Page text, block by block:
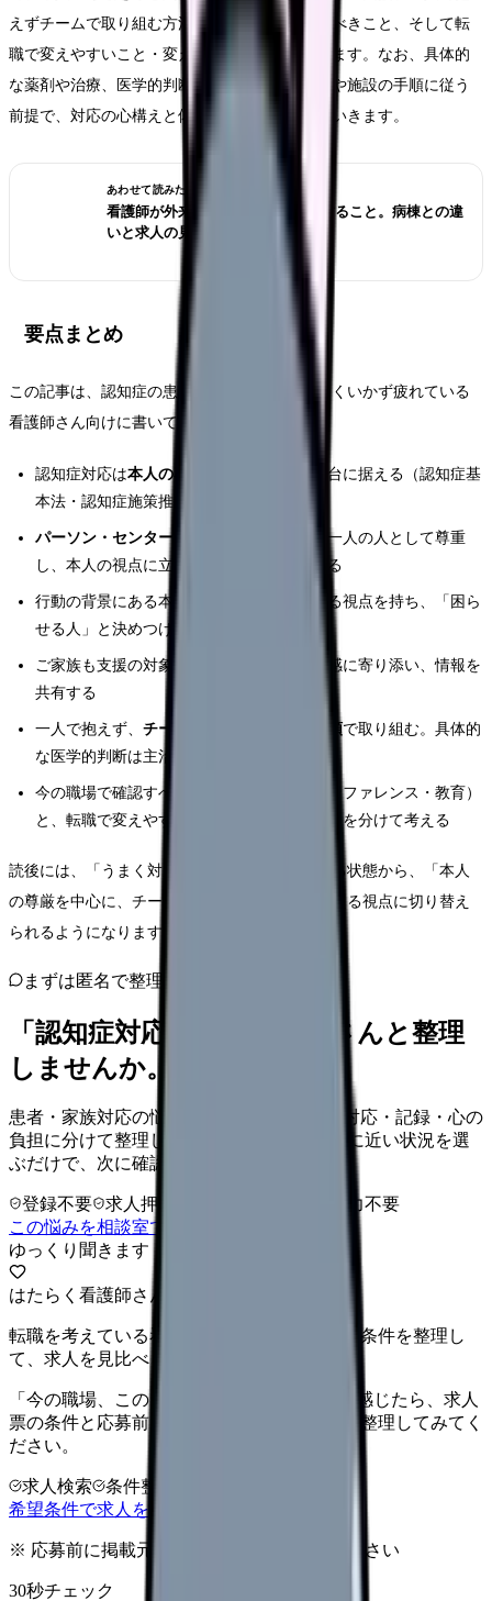
えずチームで取り組む方法、今の職場で確認すべきこと、そして転
職で変えやすいこと・変えにくいことを整理します。なお、具体的
な薬剤や治療、医学的判断については、主治医や施設の手順に従う
前提で、対応の心構えと体制の観点から書いていきます。
あわせて読みたい
看護師が外来へ転職する前に確認すること。病棟との違
いと求人の見方
要点まとめ
この記事は、認知症の患者さんへの対応がうまくいかず疲れている
看護師さん向けに書いています。
認知症対応は本人の尊厳と意向の尊重
を土台に据える（認知症基
本法・認知症施策推進大綱の考え方）
パーソン・センタード・ケア
――その人を一人の人として尊重
し、本人の視点に立って関わる考え方を知る
行動の背景にある本人の不安や理由を考える視点を持ち、「困ら
せる人」と決めつけない
ご家族も支援の対象。家族の戸惑いや罪悪感に寄り添い、情報を
共有する
一人で抱えず、 チーム・多職種・施設の手順で取り組む。具体的
な医学的判断は主治医・施設へ
今の職場で確認すべきこと（人員体制・カンファレンス・教育）
と、転職で変えやすいこと・変えにくいことを分けて考える
読後には、「うまく対応できない自分」を責める状態から、「本人
の尊厳を中心に、チームでどう支えるか」を考える視点に切り替え
られるようになります。
まずは匿名で整理
「認知症対応」を、カンゴさんと整理
しませんか。
患者・家族対応の悩みを、安全性・チーム対応・記録・心の
負担に分けて整理します。 「認知症対応」に近い状況を選
ぶだけで、次に確認することまで進めます。
登録不要 求人押し売りなし
病院名は入力不要
この悩みを相談室で整理する
ゆっくり聞きます
はたらく看護師さん 求人
転職を考えている看護師さんへ。まずは希望条件を整理し
て、求人を見比べられます。
「今の職場、このままでいいのかな...」そう感じたら、求人
票の条件と応募前に確認したい不安を分けて整理してみてく
ださい。
求人検索 条件整理
希望条件で求人を探す
※ 応募前に掲載元の最新情報を確認してください
30秒チェック